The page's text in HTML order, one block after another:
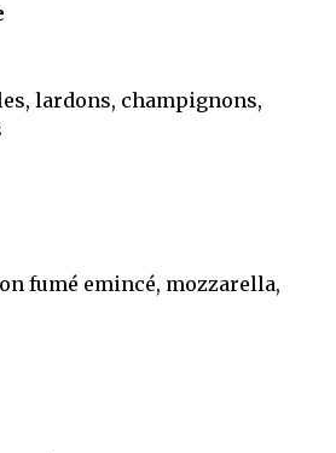
lardons, champignons,
fumé emincé, mozzarella,